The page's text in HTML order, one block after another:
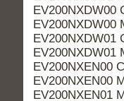
EV200NXDW00
EV200NXDW00
EV200NXDW01
EV200NXDW01
EV200NXEN00
EV200NXEN00
EV200NXEN01